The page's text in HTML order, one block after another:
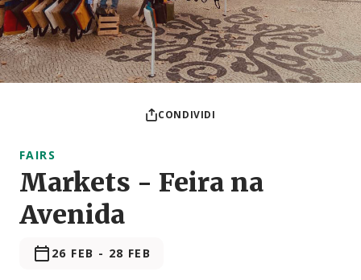
CONDIVIDI
FAIRS
Markets - Feira na
Avenida
26 FEB - 28 FEB